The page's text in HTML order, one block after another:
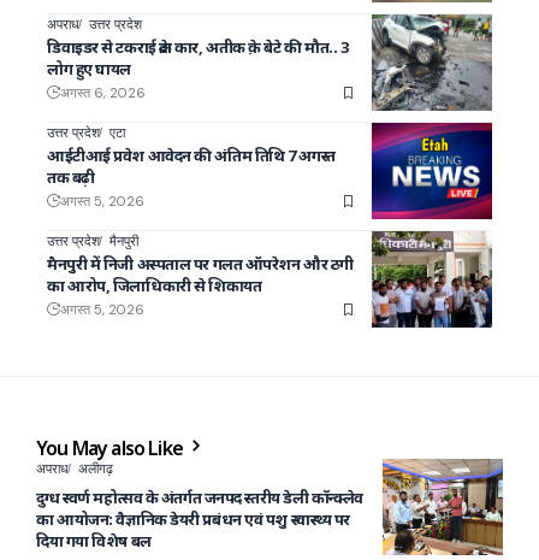
अपराध उत्तर प्रदेश
डिवाइडर से टकराई क्रेटा कार, अतीक क़े बेटे की मौत.. 3
लोग हुए घायल
अगस्त 6, 2026
उत्तर प्रदेश एटा
आईटीआई प्रवेश आवेदन की अंतिम तिथि 7 अगस्त
तक बढ़ी
अगस्त 5, 2026
उत्तर प्रदेश मैनपुरी
मैनपुरी में निजी अस्पताल पर गलत ऑपरेशन और ठगी
का आरोप, जिलाधिकारी से शिकायत
अगस्त 5, 2026
You May also Like
अपराध अलीगढ़
दुग्ध स्वर्ण महोत्सव के अंतर्गत जनपद स्तरीय डेली कॉन्क्लेव
का आयोजन: वैज्ञानिक डेयरी प्रबंधन एवं पशु स्वास्थ्य पर
दिया गया विशेष बल